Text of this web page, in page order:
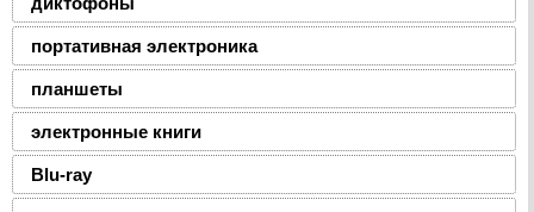
портативная электроника
планшеты
электронные книги
Blu-ray